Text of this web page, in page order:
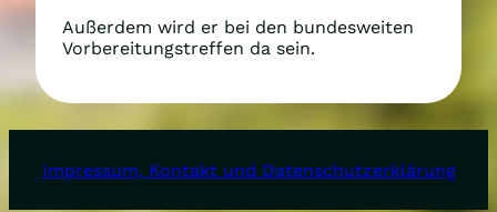
Außerdem wird er bei den bundesweiten
Vorbereitungstreffen da sein.
Impressum, Kontakt und Datenschutzerklärung